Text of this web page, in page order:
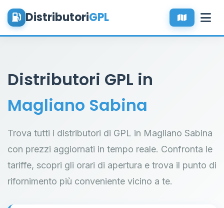
DistributoriGPL
Distributori GPL in
Magliano Sabina
Trova tutti i distributori di GPL in Magliano Sabina
con prezzi aggiornati in tempo reale. Confronta le
tariffe, scopri gli orari di apertura e trova il punto di
rifornimento più conveniente vicino a te.